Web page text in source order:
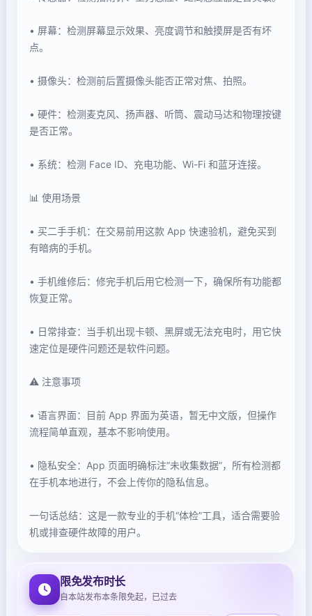
• 屏幕：检测屏幕显示效果、亮度调节和触摸屏是否有坏
点。
• 摄像头：检测前后置摄像头能否正常对焦、拍照。
• 硬件：检测麦克风、扬声器、听筒、震动马达和物理按键
是否正常。
• 系统：检测 Face ID、充电功能、Wi-Fi 和蓝牙连接。
📊 使用场景
• 买二手手机：在交易前用这款 App 快速验机，避免买到
有暗病的手机。
• 手机维修后：修完手机后用它检测一下，确保所有功能都
恢复正常。
• 日常排查：当手机出现卡顿、黑屏或无法充电时，用它快
速定位是硬件问题还是软件问题。
⚠️ 注意事项
• 语言界面：目前 App 界面为英语，暂无中文版，但操作
流程简单直观，基本不影响使用。
• 隐私安全：App 页面明确标注“未收集数据”，所有检测都
在手机本地进行，不会上传你的隐私信息。
一句话总结：这是一款专业的手机“体检”工具，适合需要验
机或排查硬件故障的用户。
限免发布时长
自本站发布本条限免起，已过去